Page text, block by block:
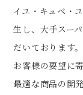
イユ・キュベ・
生し、大手スー
だいております。
お客様の要望に
最適な商品の開